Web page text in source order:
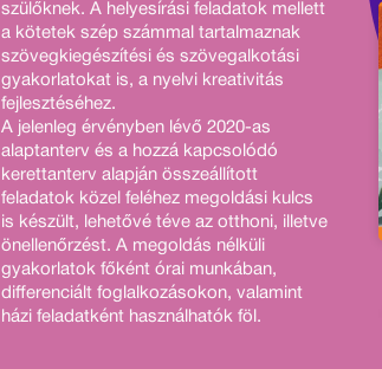
szülőknek. A helyesírási feladatok mellett
a kötetek szép számmal tartalmaznak
szövegkiegészítési és szövegalkotási
gyakorlatokat is, a nyelvi kreativitás
fejlesztéséhez.
A jelenleg érvényben lévő 2020-as
alaptanterv és a hozzá kapcsolódó
kerettanterv alapján összeállított
feladatok közel feléhez megoldási kulcs
is készült, lehetővé téve az otthoni, illetve
önellenőrzést. A megoldás nélküli
gyakorlatok főként órai munkában,
differenciált foglalkozásokon, valamint
házi feladatként használhatók föl.